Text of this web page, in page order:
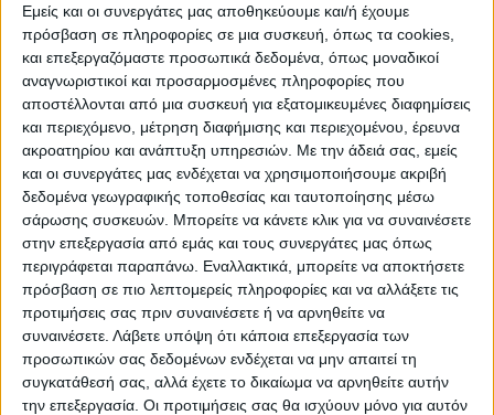
Εμείς και οι συνεργάτες μας αποθηκεύουμε και/ή έχουμε
πρόσβαση σε πληροφορίες σε μια συσκευή, όπως τα cookies,
και επεξεργαζόμαστε προσωπικά δεδομένα, όπως μοναδικοί
αναγνωριστικοί και προσαρμοσμένες πληροφορίες που
αποστέλλονται από μια συσκευή για εξατομικευμένες διαφημίσεις
και περιεχόμενο, μέτρηση διαφήμισης και περιεχομένου, έρευνα
ακροατηρίου και ανάπτυξη υπηρεσιών. Με την άδειά σας, εμείς
και οι συνεργάτες μας ενδέχεται να χρησιμοποιήσουμε ακριβή
δεδομένα γεωγραφικής τοποθεσίας και ταυτοποίησης μέσω
σάρωσης συσκευών. Μπορείτε να κάνετε κλικ για να συναινέσετε
στην επεξεργασία από εμάς και τους συνεργάτες μας όπως
περιγράφεται παραπάνω. Εναλλακτικά, μπορείτε να αποκτήσετε
πρόσβαση σε πιο λεπτομερείς πληροφορίες και να αλλάξετε τις
προτιμήσεις σας πριν συναινέσετε ή να αρνηθείτε να
συναινέσετε. Λάβετε υπόψη ότι κάποια επεξεργασία των
προσωπικών σας δεδομένων ενδέχεται να μην απαιτεί τη
συγκατάθεσή σας, αλλά έχετε το δικαίωμα να αρνηθείτε αυτήν
την επεξεργασία. Οι προτιμήσεις σας θα ισχύουν μόνο για αυτόν
Όλες οι εξελίξεις στην περιοχή της
Καρδίτσας και ευρύτερα της Θεσσαλίας
ΠΡΟΗΓΟΥΜΕΝΟ ΑΡΘΡΟ
Οι εξελίξεις στο ΟΣΔΕ δεν
επηρεάζουν την πρώτη δόση
του «τσεκ»
ΕΠΟΜΕΝΟ ΑΡΘΡΟ
Παραγωγικές συναντήσεις
του Δημάρχου Λίμνης
Πλαστήρα σε Υπουργεία
ΝΕΟΣ ΑΓΩΝ